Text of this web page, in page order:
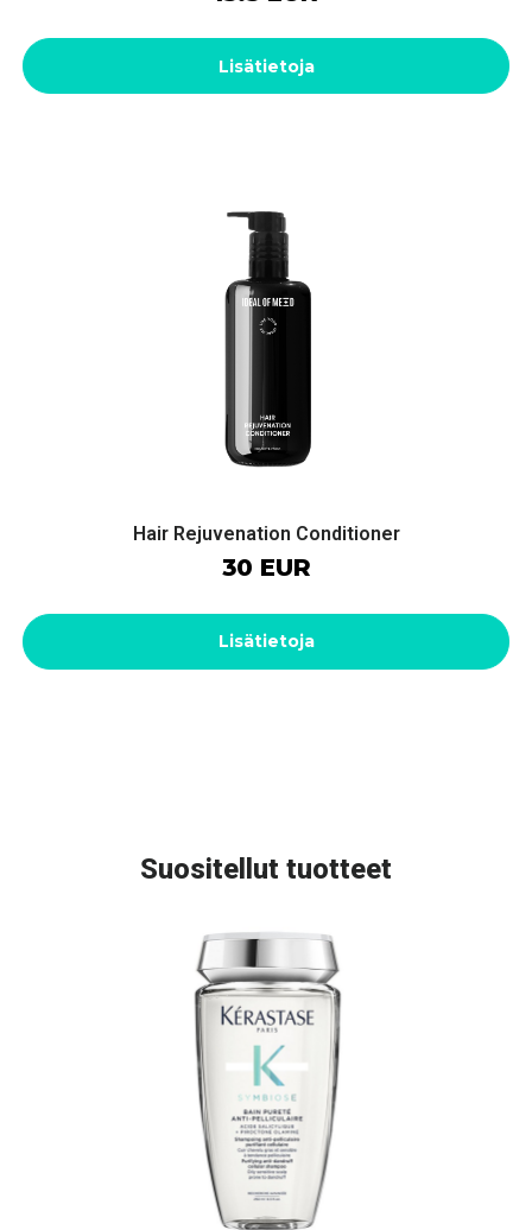
Lisätietoja
Hair Rejuvenation Conditioner
30 EUR
Lisätietoja
Suositellut tuotteet